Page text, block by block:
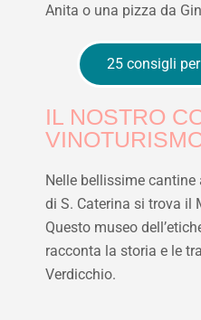
Anita o una pizza da
25 consigli
IL NOSTRO
Nelle bellissime cantine
di S. Caterina si trova il
Questo museo
racconta la storia e le
Verdicchio.